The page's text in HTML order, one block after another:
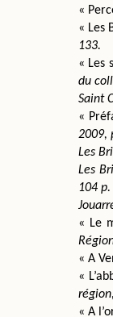
«
«
133.
«
du
Saint
«
2009,
Les
Les
104 p.
« Le
« A
«
« A